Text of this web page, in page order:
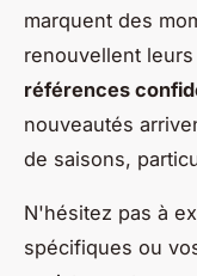
marquent des
renouvellent
références
nouveautés
de saisons,
N'hésitez pas à
spécifiques ou